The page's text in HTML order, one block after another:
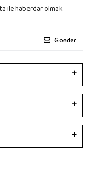
ile haberdar olmak
Gönder